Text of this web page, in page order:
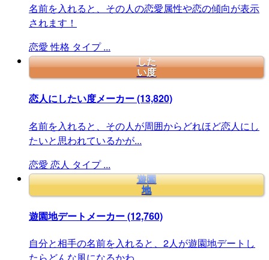
名前を入れると、その人の恋愛属性や恋の傾向が表示
されます！
恋愛 性格 タイプ ...
した
い度
恋人にしたい度メーカー(13,820)
名前を入れると、その人が周囲からどれほど恋人にし
たいと思われているかが...
恋愛 恋人 タイプ ...
遊園
地
遊園地デートメーカー(12,760)
自分と相手の名前を入れると、2人が遊園地デートし